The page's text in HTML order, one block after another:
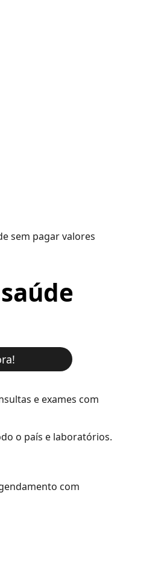
sem pagar valores
e exames com
o país e laboratórios.
com